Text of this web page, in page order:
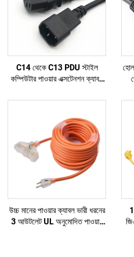
C14 থেকে C13 PDU স্টাইল
কম্পিউটার পাওয়ার এক্সটেনশন ক্যাবল
এক্সটেনশন কর্ড 10A IEC-320-
উচ্চ মানের পাওয়ার ক্যাবল ভারী ধরনের
3 আউটলেট UL অনুমোদিত পাওয়ার